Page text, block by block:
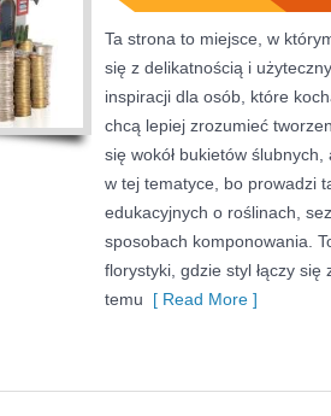
Ta strona to miejsce, w
się z delikatnością i
inspiracji dla osób, które
chcą lepiej zrozumieć
się wokół bukietów
w tej tematyce, bo prowadzi
edukacyjnych o roślinach,
sposobach komponowania.
florystyki, gdzie styl łączy się
temu [ Read More ]